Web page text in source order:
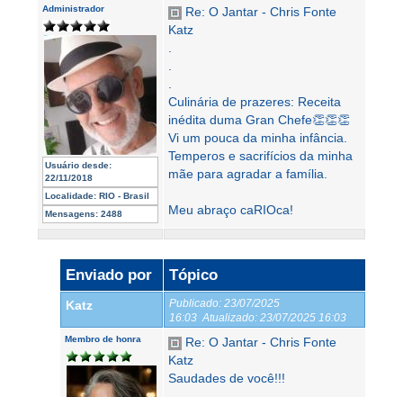
Administrador
Usuário desde:
22/11/2018
Localidade: RIO - Brasil
Mensagens: 2488
Re: O Jantar - Chris Fonte
Katz
Culinária de prazeres: Receita
inédita duma Gran Chefe👏👏👏
Vi um pouca da minha infância.
Temperos e sacrifícios da minha
mãe para agradar a família.
Meu abraço caRIOca!
Enviado por Tópico
Katz Publicado: 23/07/2025
16:03 Atualizado: 23/07/2025 16:03
Membro de honra
Re: O Jantar - Chris Fonte
Katz
Saudades de você!!!